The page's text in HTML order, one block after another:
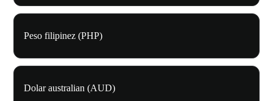
Peso filipinez (PHP)
Dolar australian (AUD)